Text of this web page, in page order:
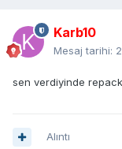
Karb10
Mesaj tarihi:
sen verdiyinde
Alıntı